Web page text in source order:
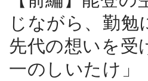
じながら、勤勉
先代の想いを受
一のしいたけ」